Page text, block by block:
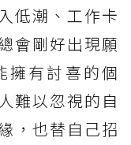
低潮、工作卡
會剛好出現願
擁有討喜的個
難以忽視的自
，也替自己招